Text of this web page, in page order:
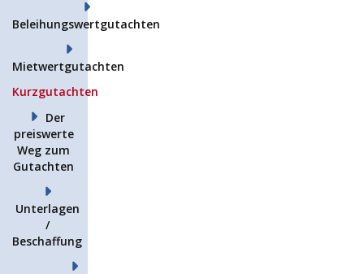
Beleihungswertgutachten
Mietwertgutachten
Kurzgutachten
Der
preiswerte
Weg zum
Gutachten
Unterlagen
/
Beschaffung